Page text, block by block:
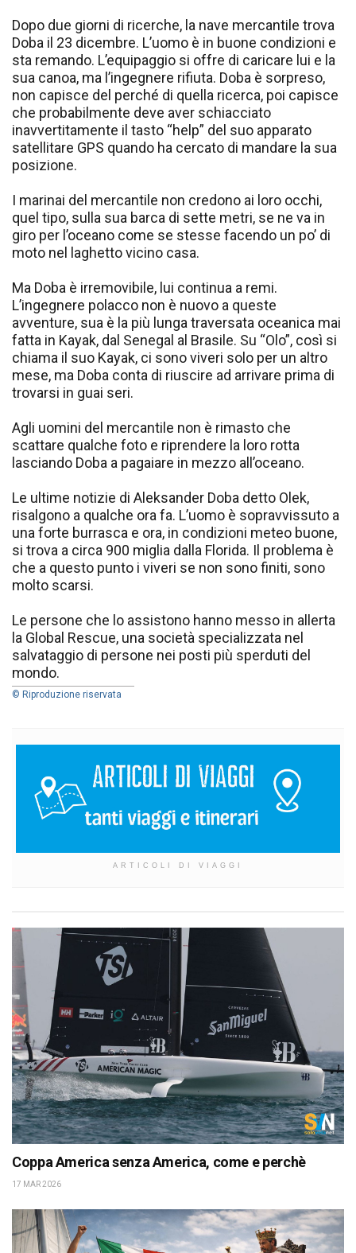
Dopo due giorni di ricerche, la nave mercantile trova
Doba il 23 dicembre. L’uomo è in buone condizioni e
sta remando. L’equipaggio si offre di caricare lui e la
sua canoa, ma l’ingegnere rifiuta. Doba è sorpreso,
non capisce del perché di quella ricerca, poi capisce
che probabilmente deve aver schiacciato
inavvertitamente il tasto “help” del suo apparato
satellitare GPS quando ha cercato di mandare la sua
posizione.
I marinai del mercantile non credono ai loro occhi,
quel tipo, sulla sua barca di sette metri, se ne va in
giro per l’oceano come se stesse facendo un po’ di
moto nel laghetto vicino casa.
Ma Doba è irremovibile, lui continua a remi.
L’ingegnere polacco non è nuovo a queste
avventure, sua è la più lunga traversata oceanica mai
fatta in Kayak, dal Senegal al Brasile. Su “Olo”, così si
chiama il suo Kayak, ci sono viveri solo per un altro
mese, ma Doba conta di riuscire ad arrivare prima di
trovarsi in guai seri.
Agli uomini del mercantile non è rimasto che
scattare qualche foto e riprendere la loro rotta
lasciando Doba a pagaiare in mezzo all’oceano.
Le ultime notizie di Aleksander Doba detto Olek,
risalgono a qualche ora fa. L’uomo è sopravvissuto a
una forte burrasca e ora, in condizioni meteo buone,
si trova a circa 900 miglia dalla Florida. Il problema è
che a questo punto i viveri se non sono finiti, sono
molto scarsi.
Le persone che lo assistono hanno messo in allerta
la Global Rescue, una società specializzata nel
salvataggio di persone nei posti più sperduti del
mondo.
© Riproduzione riservata
ARTICOLI DI VIAGGI
Coppa America senza America, come e perchè
17 MAR 2026